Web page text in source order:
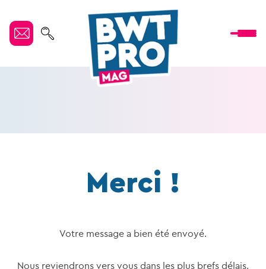
Merci !
Votre message a bien été envoyé.
Nous reviendrons vers vous dans les plus brefs délais.